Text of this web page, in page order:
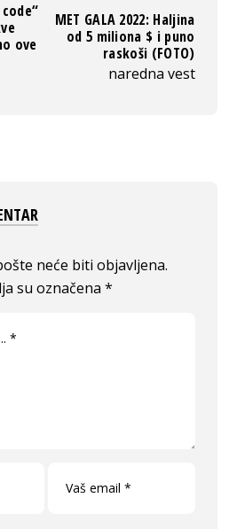
ove
MET GALA 2022: Haljina
od 5 miliona $ i puno
raskoši (FOTO)
naredna vest
neće biti objavljena.
su označena*